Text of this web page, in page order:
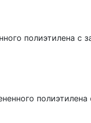
полиэтилена с